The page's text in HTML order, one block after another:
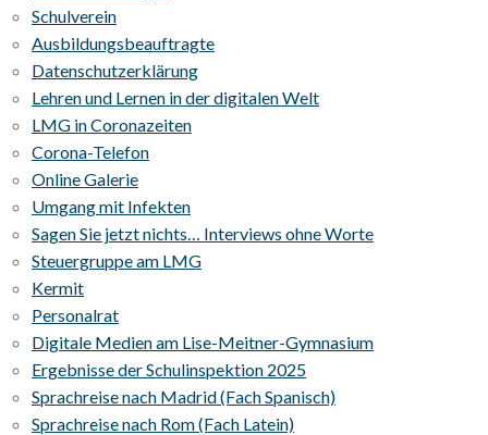
Schulverein
Ausbildungsbeauftragte
Datenschutzerklärung
Lehren und Lernen in der digitalen Welt
LMG in Coronazeiten
Corona-Telefon
Online Galerie
Umgang mit Infekten
Sagen Sie jetzt nichts… Interviews ohne Worte
Steuergruppe am LMG
Kermit
Personalrat
Digitale Medien am Lise-Meitner-Gymnasium
Ergebnisse der Schulinspektion 2025
Sprachreise nach Madrid (Fach Spanisch)
Sprachreise nach Rom (Fach Latein)